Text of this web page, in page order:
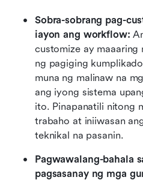
Sobra-sobrang pag-
iayon ang workflow:
customize ay maaaring
ng pagiging
muna ng malinaw na
ang iyong sistema
ito. Pinapanatili nitong
trabaho at iniiwasan
teknikal na pasanin.
Pagwawalang-bahala
pagsasanay ng mga